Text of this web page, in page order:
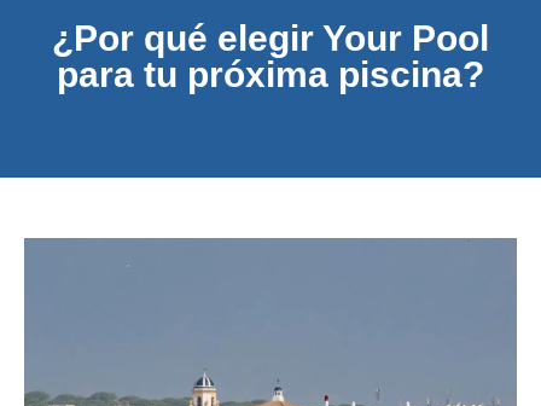
¿Por qué elegir Your Pool
para tu próxima piscina?